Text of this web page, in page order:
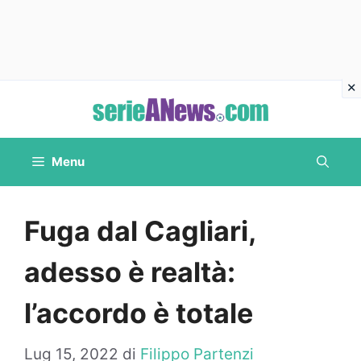
contenuto
Menu
Fuga dal Cagliari,
adesso è realtà:
l’accordo è totale
Lug 15, 2022 di Filippo Partenzi